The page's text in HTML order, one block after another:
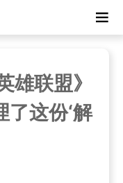
雄联盟》
这份‘解